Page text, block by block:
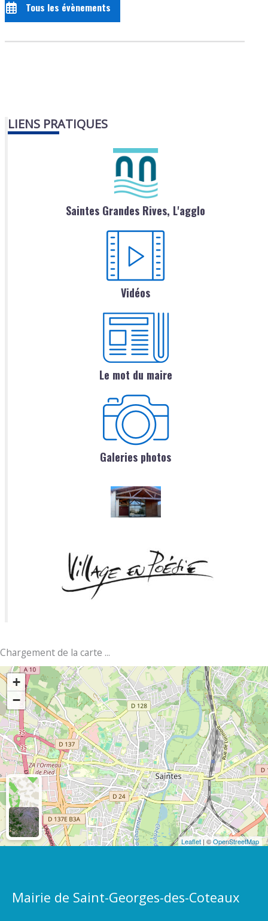
Tous les évènements
LIENS PRATIQUES
Saintes Grandes Rives, L'agglo
Vidéos
Le mot du maire
Galeries photos
Chargement de la carte ...
+
−
Leaflet| ©OpenStreetMap
Mairie de Saint-Georges-des-Coteaux